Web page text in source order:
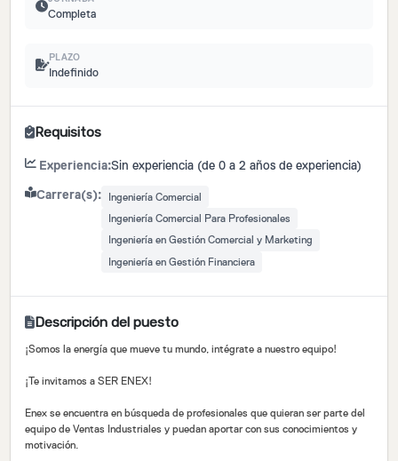
Completa
PLAZO
Indefinido
Requisitos
Experiencia:Sin experiencia (de 0 a 2 años de experiencia)
Carrera(s):
Ingeniería Comercial
Ingeniería Comercial Para Profesionales
Ingeniería en Gestión Comercial y Marketing
Ingeniería en Gestión Financiera
Descripción del puesto
¡Somos la energía que mueve tu mundo, intégrate a nuestro equipo!
¡Te invitamos a SER ENEX!
Enex se encuentra en búsqueda de profesionales que quieran ser parte del
equipo de Ventas Industriales y puedan aportar con sus conocimientos y
motivación.